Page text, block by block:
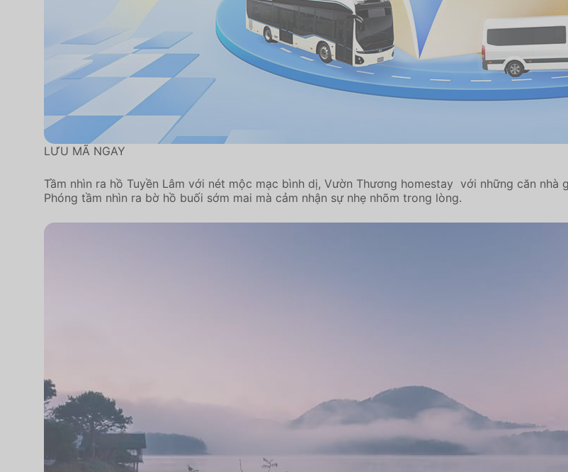
LƯU MÃ NGAY
Tầm nhìn ra hồ Tuyền Lâm với nét mộc mạc bình dị, Vườn Thương homestay với những căn nhà
Phóng tầm nhìn ra bờ hồ buối sớm mai mà cảm nhận sự nhẹ nhõm trong lòng.